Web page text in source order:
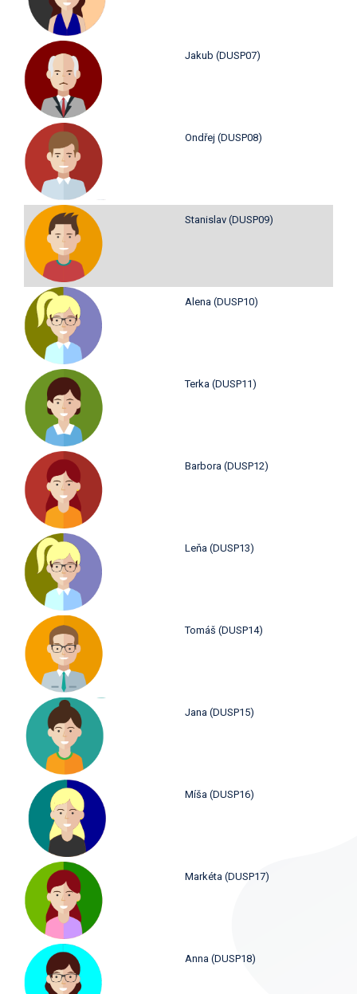
Jakub (DUSP07)
Ondřej (DUSP08)
Stanislav (DUSP09)
Alena (DUSP10)
Terka (DUSP11)
Barbora (DUSP12)
Leňa (DUSP13)
Tomáš (DUSP14)
Jana (DUSP15)
Míša (DUSP16)
Markéta (DUSP17)
Anna (DUSP18)